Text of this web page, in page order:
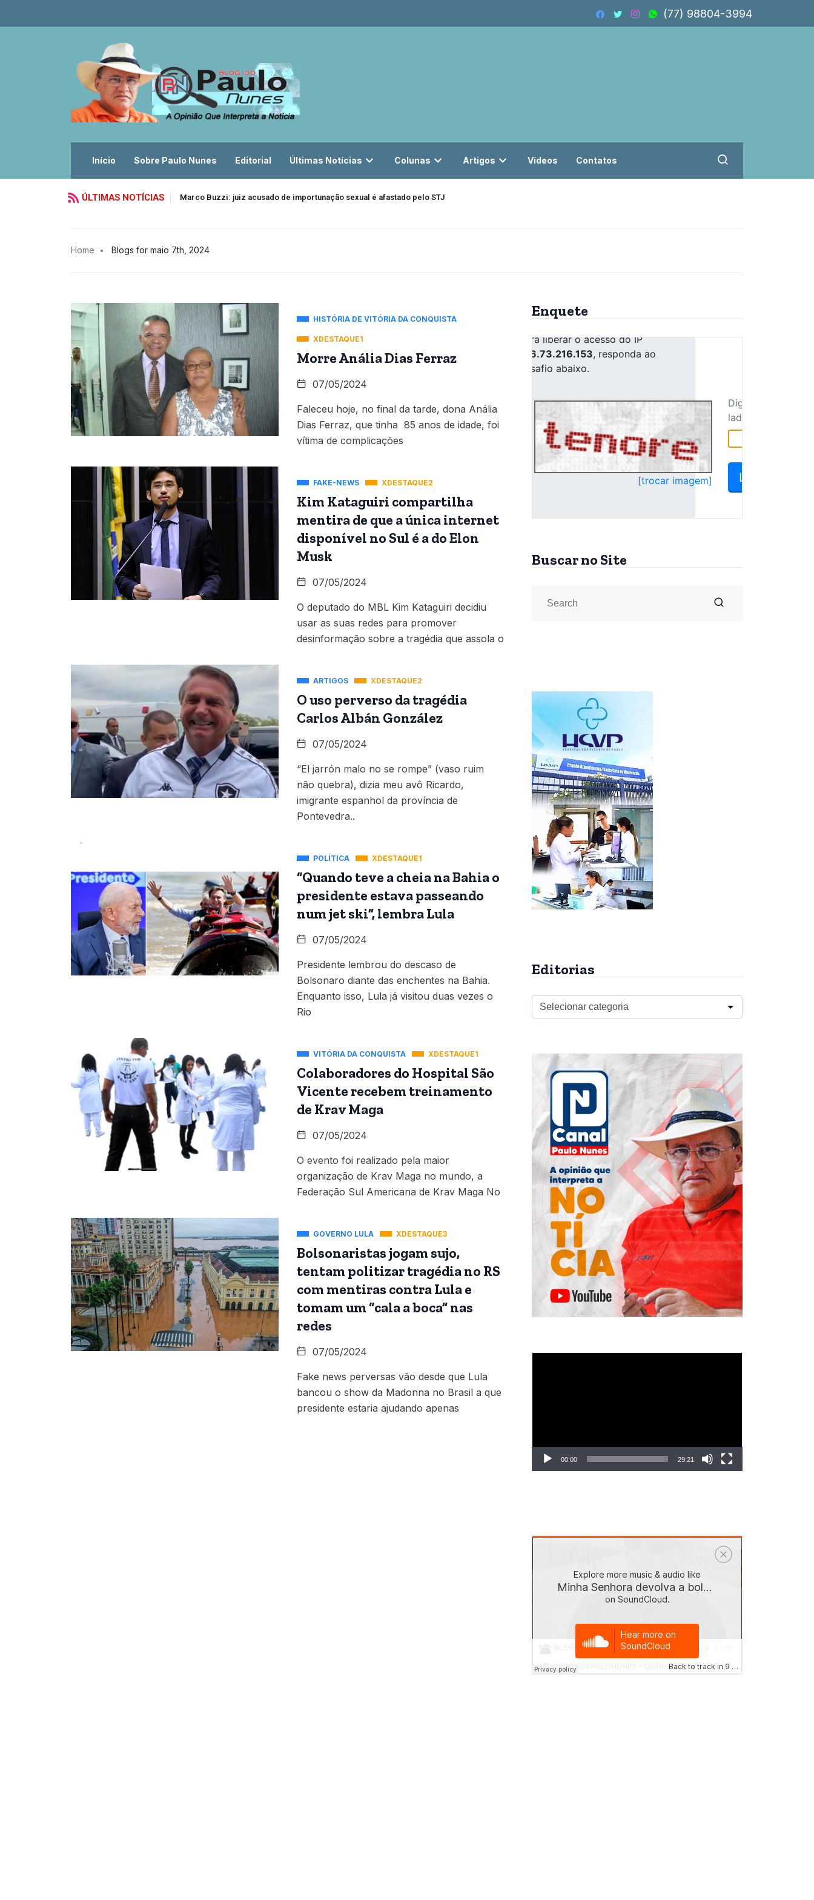
(77) 98804-3994
Início Sobre Paulo Nunes Editorial Últimas Notícias Colunas Artigos Vídeos Contatos
ÚLTIMAS NOTÍCIAS Marco Buzzi: juiz acusado de importunação sexual é afastado pelo STJ
Home Blogs for maio 7th, 2024
HISTÓRIA DE VITÓRIA DA CONQUISTA
XDESTAQUE1
Morre Anália Dias Ferraz
07/05/2024
Faleceu hoje, no final da tarde, dona Anália
Dias Ferraz, que tinha 85 anos de idade, foi
vítima de complicações
FAKE-NEWS XDESTAQUE2
Kim Kataguiri compartilha
mentira de que a única internet
disponível no Sul é a do Elon
Musk
07/05/2024
O deputado do MBL Kim Kataguiri decidiu
usar as suas redes para promover
desinformação sobre a tragédia que assola o
ARTIGOS XDESTAQUE2
O uso perverso da tragédia
Carlos Albán González
07/05/2024
“El jarrón malo no se rompe” (vaso ruim
não quebra), dizia meu avô Ricardo,
imigrante espanhol da província de
Pontevedra..
POLÍTICA XDESTAQUE1
“Quando teve a cheia na Bahia o
presidente estava passeando
num jet ski”, lembra Lula
07/05/2024
Presidente lembrou do descaso de
Bolsonaro diante das enchentes na Bahia.
Enquanto isso, Lula já visitou duas vezes o
Rio
VITÓRIA DA CONQUISTA XDESTAQUE1
Colaboradores do Hospital São
Vicente recebem treinamento
de Krav Maga
07/05/2024
O evento foi realizado pela maior
organização de Krav Maga no mundo, a
Federação Sul Americana de Krav Maga No
GOVERNO LULA XDESTAQUE3
Bolsonaristas jogam sujo,
tentam politizar tragédia no RS
com mentiras contra Lula e
tomam um “cala a boca” nas
redes
07/05/2024
Fake news perversas vão desde que Lula
bancou o show da Madonna no Brasil a que
presidente estaria ajudando apenas
Enquete
Buscar no Site
Editorias
00:00 29:21